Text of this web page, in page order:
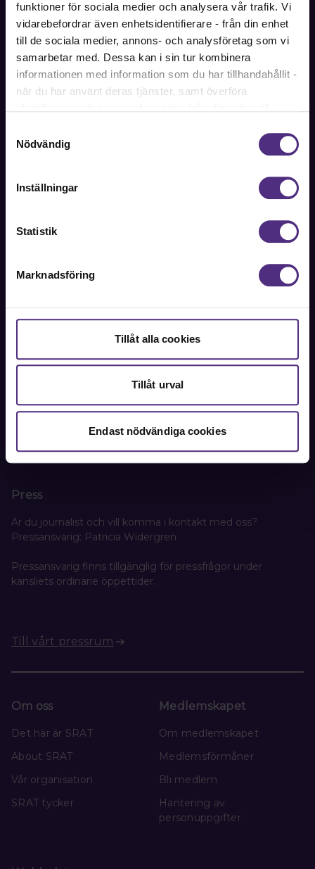
funktioner för sociala medier och analysera vår trafik. Vi
vidarebefordrar även enhetsidentifierare - från din enhet
till de sociala medier, annons- och analysföretag som vi
samarbetar med. Dessa kan i sin tur kombinera
informationen med information som du har tillhandahållit -
när du har använt deras tjänster, samt överföra
Dock har vi lagt in anonymisering av IP-adress i
förhållande till Google Analytics. Du godkänner våra
cookies vid fortsatt användande av vår webbplats.
Nödvändig
Inställningar
Statistik
Marknadsföring
Tillåt alla cookies
Tillåt urval
Endast nödvändiga cookies
Fackförbundet för akademiker i samhällsbärande
professioner.
Bli medlem
Kontakta oss på SRAT med frågor om ditt medlemskap
08-442 44 60
Kontakta oss
111 84 Stockholm
Besöks- och leveransadress:
Oxtorgsgatan 9-11, 111 57 Stockholm
Org. nr. 802005-3156
Press
Är du journalist och vill komma i kontakt med oss?
Pressansvarig: Patricia Widergren
Pressansvarig finns tillgänglig för pressfrågor under
kansliets ordinarie öppettider.
Till vårt pressrum
Om oss
Det här är SRAT
About SRAT
Vår organisation
SRAT tycker
Medlemskapet
Om medlemskapet
Medlemsförmåner
Bli medlem
Hantering av
personuppgifter